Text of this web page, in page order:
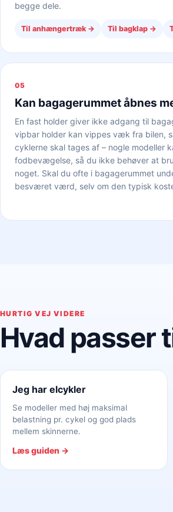
begge dele.
Til anhængertræk→ Til bagklap →
05
Kan bagagerummet åbnes
En fast holder giver ikke adgang til
vipbar holder kan vippes væk fra bilen,
cyklerne skal tages af – nogle modeller
fodbevægelse, så du ikke behøver at
noget. Skal du ofte i bagagerummet
besværet værd, selv om den typisk
HURTIG VEJ VIDERE
Hvad passer
Jeg har elcykler
Se modeller med høj maksimal
belastning pr. cykel og god plads
mellem skinnerne.
Læs guiden →